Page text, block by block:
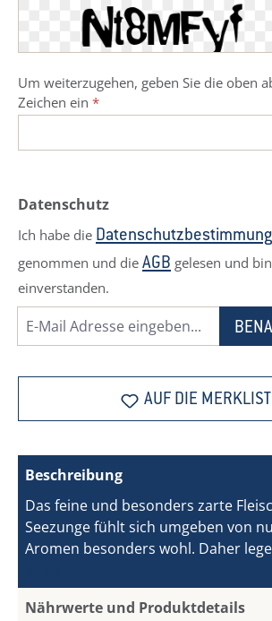
Um weiterzugehen, geben Sie die oben
Zeichen ein *
Datenschutz
Ich habe die
genommen und die AGB gelesen und
einverstanden.
AUF DIE
Beschreibung
Das feine und besonders zarte
Seezunge fühlt sich umgeben von
Aromen besonders wohl. Daher
Nährwerte und Produktdetails